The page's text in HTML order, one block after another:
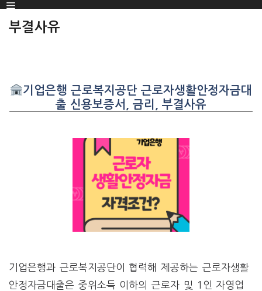
SKIP
TO
Menu
부결사유
기업은행 근로복지공단 근로자생활안정자금대
출 신용보증서, 금리, 부결사유
기업은행과 근로복지공단이 협력해 제공하는 근로자생활
안정자금대출은 중위소득 이하의 근로자 및 1인 자영업